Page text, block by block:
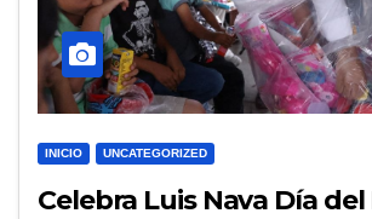
INICIO UNCATEGORIZED
Celebra Luis Nava Día